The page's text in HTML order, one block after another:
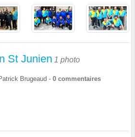
St Junien 1 photo
Brugeaud - 0 commentaires